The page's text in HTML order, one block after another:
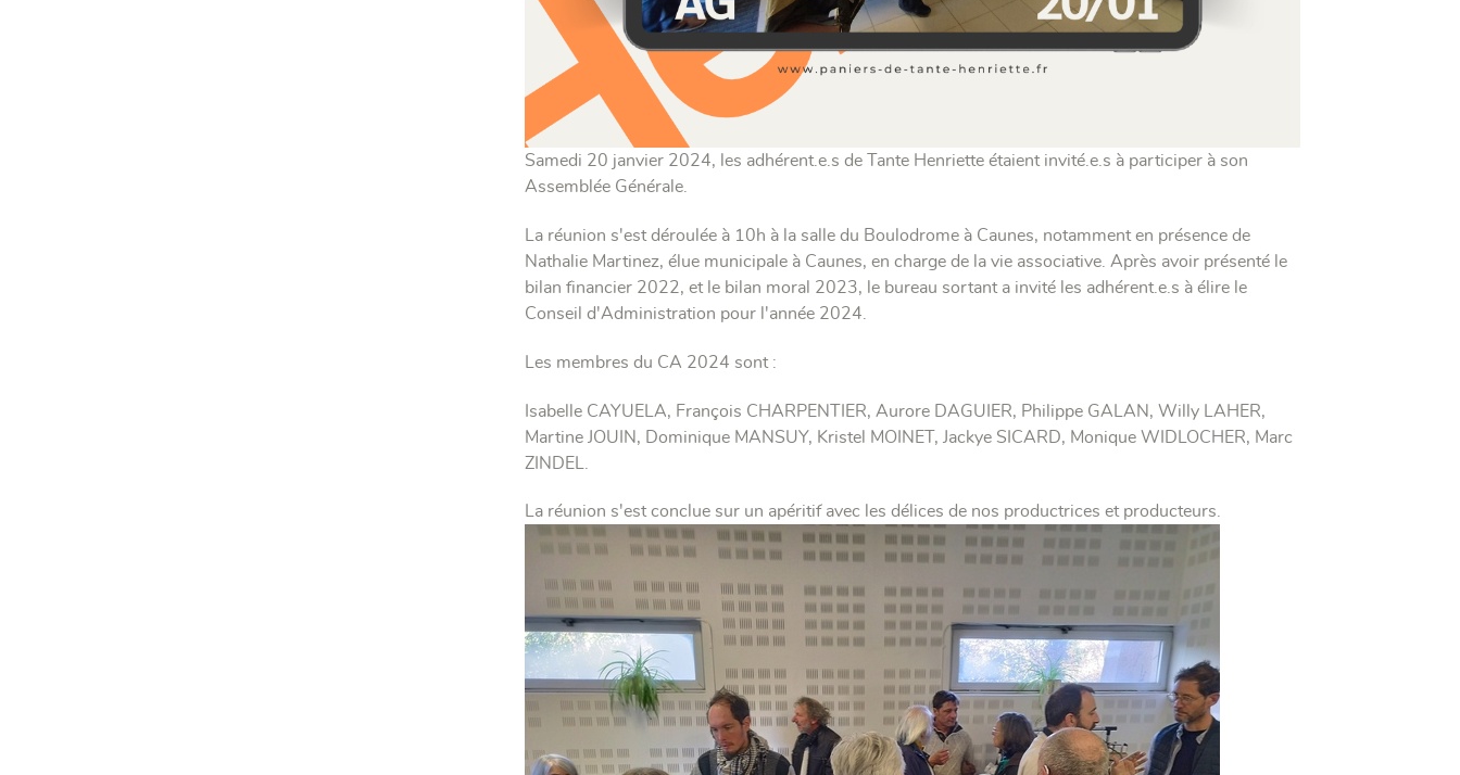
Samedi 20 janvier 2024, les adhérent.e.s de Tante Henriette étaient invité.e.s à participer à son
Assemblée Générale.
La réunion s'est déroulée à 10h à la salle du Boulodrome à Caunes, notamment en présence de
Nathalie Martinez, élue municipale à Caunes, en charge de la vie associative. Après avoir présenté le
bilan financier 2022, et le bilan moral 2023, le bureau sortant a invité les adhérent.e.s à élire le
Conseil d'Administration pour l'année 2024.
Les membres du CA 2024 sont :
Isabelle CAYUELA, François CHARPENTIER, Aurore DAGUIER, Philippe GALAN, Willy LAHER,
Martine JOUIN, Dominique MANSUY, Kristel MOINET, Jackye SICARD, Monique WIDLOCHER, Marc
ZINDEL.
La réunion s'est conclue sur un apéritif avec les délices de nos productrices et producteurs.